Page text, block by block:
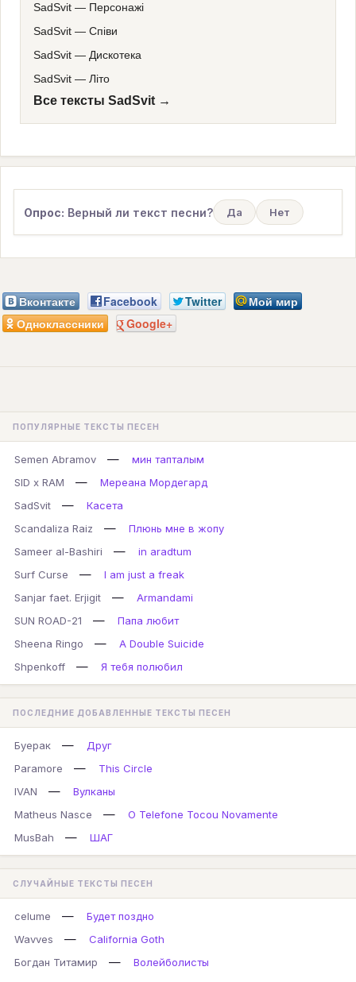
SadSvit — Персонажі
SadSvit — Співи
SadSvit — Дискотека
SadSvit — Літо
Все тексты SadSvit →
Опрос: Верный ли текст песни? Да Нет
Вконтакте Facebook Twitter
Мой мир
Одноклассники
Google+
ПОПУЛЯРНЫЕ ТЕКСТЫ ПЕСЕН
Semen Abramov —
мин тапталым
SID x RAM
—
Мереана Мордегард
SadSvit
—
Касета
Scandaliza Raiz
—
Плюнь мне в жопу
Sameer al-Bashiri
—
in aradtum
Surf Curse
—
I am just a freak
Sanjar faet. Erjigit
—
Armandami
SUN ROAD-21
—
Папа любит
Sheena Ringo
—
A Double Suicide
Shpenkoff
— Я тебя полюбил
ПОСЛЕДНИЕ ДОБАВЛЕННЫЕ ТЕКСТЫ ПЕСЕН
Буерак —
Друг
Paramore
—
This Circle
IVAN
—
Вулканы
Matheus Nasce
—
O Telefone Tocou Novamente
MusBah
— ШАГ
СЛУЧАЙНЫЕ ТЕКСТЫ ПЕСЕН
celume —
Будет поздно
Wavves
—
California Goth
Богдан Титамир
—
Волейболисты